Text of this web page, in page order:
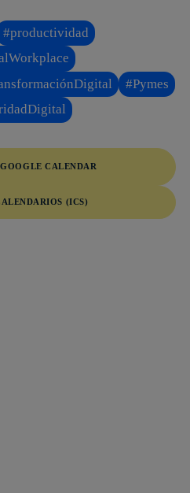
CALENDAR
(ICS)
#productividad
#Pymes